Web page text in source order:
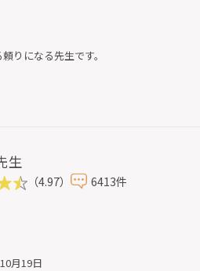
りになる先生です。
生
（4.97） 6413件
月19日